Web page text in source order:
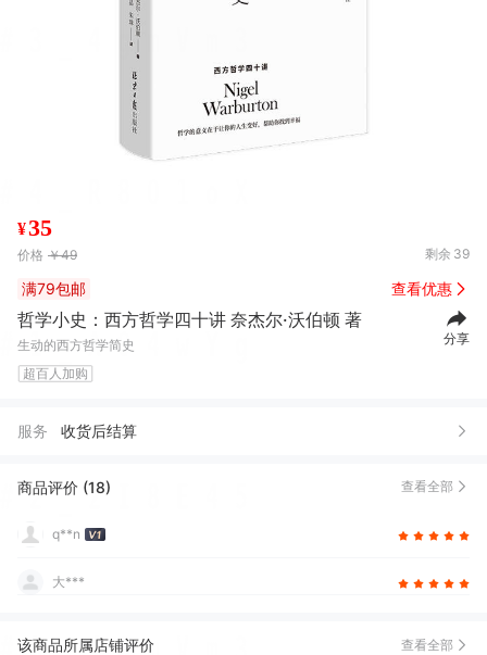
¥35
价格 ￥49 剩余 39
满79包邮 查看优惠
哲学小史：西方哲学四十讲 奈杰尔·沃伯顿 著
生动的西方哲学简史
超百人加购
分享
服务 收货后结算
商品评价 (18) 查看全部
q**n
大***
该商品所属店铺评价 查看全部